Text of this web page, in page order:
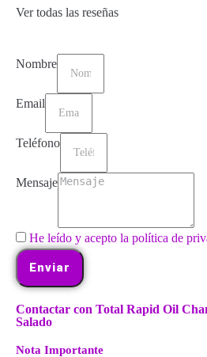
Ver todas las reseñas
Nombre
Email
Teléfono
Mensaje
He leído y acepto la política de
Enviar
Contactar con Total Rapid Oil
Salado
Nota Importante